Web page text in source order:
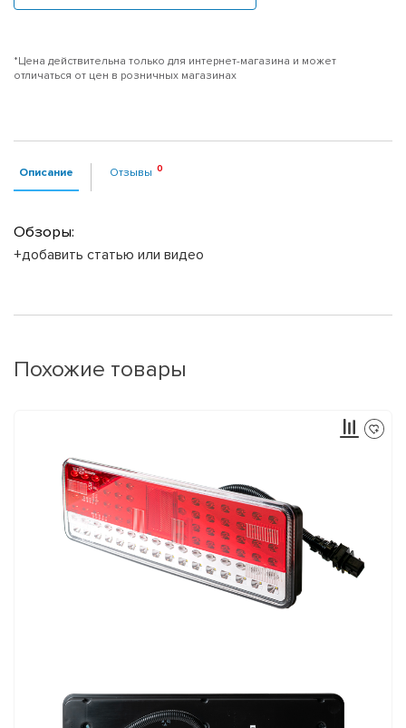
*Цена действительна только для интернет-магазина и может
отличаться от цен в розничных магазинах
Описание Отзывы
Обзоры:
+добавить статью или видео
Похожие товары